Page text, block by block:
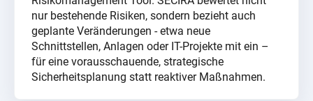
nur bestehende Risiken, sondern bezieht auch
geplante Veränderungen - etwa neue
Schnittstellen, Anlagen oder IT-Projekte mit ein –
für eine vorausschauende, strategische
Sicherheitsplanung statt reaktiver Maßnahmen.